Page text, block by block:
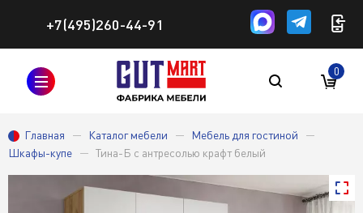
+7(495)260-44-91
0
Главная Каталог мебели
Мебель для гостиной
Шкафы-купе
Тина-Б с антресолью крафт белый